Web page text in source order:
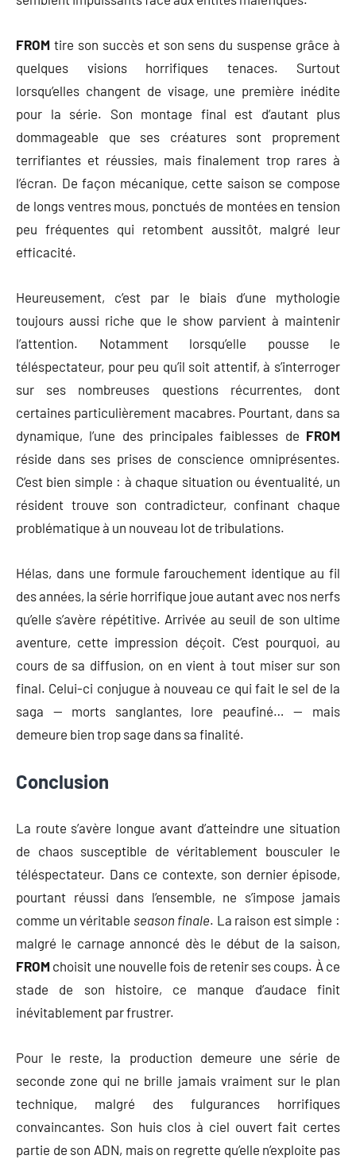
FROM tire son succès et son sens du suspense grâce à
quelques visions horrifiques tenaces. Surtout
lorsqu’elles changent de visage, une première inédite
pour la série. Son montage final est d’autant plus
dommageable que ses créatures sont proprement
terrifiantes et réussies, mais finalement trop rares à
l’écran. De façon mécanique, cette saison se compose
de longs ventres mous, ponctués de montées en tension
peu fréquentes qui retombent aussitôt, malgré leur
efficacité.
Heureusement, c’est par le biais d’une mythologie
toujours aussi riche que le show parvient à maintenir
l’attention. Notamment lorsqu’elle pousse le
téléspectateur, pour peu qu’il soit attentif, à s’interroger
sur ses nombreuses questions récurrentes, dont
certaines particulièrement macabres. Pourtant, dans sa
dynamique, l’une des principales faiblesses de FROM
réside dans ses prises de conscience omniprésentes.
C’est bien simple : à chaque situation ou éventualité, un
résident trouve son contradicteur, confinant chaque
problématique à un nouveau lot de tribulations.
Hélas, dans une formule farouchement identique au fil
des années, la série horrifique joue autant avec nos nerfs
qu’elle s’avère répétitive. Arrivée au seuil de son ultime
aventure, cette impression déçoit. C’est pourquoi, au
cours de sa diffusion, on en vient à tout miser sur son
final. Celui-ci conjugue à nouveau ce qui fait le sel de la
saga — morts sanglantes, lore peaufiné… — mais
demeure bien trop sage dans sa finalité.
Conclusion
La route s’avère longue avant d’atteindre une situation
de chaos susceptible de véritablement bousculer le
téléspectateur. Dans ce contexte, son dernier épisode,
pourtant réussi dans l’ensemble, ne s’impose jamais
comme un véritable season finale. La raison est simple :
malgré le carnage annoncé dès le début de la saison,
FROM choisit une nouvelle fois de retenir ses coups. À ce
stade de son histoire, ce manque d’audace finit
inévitablement par frustrer.
Pour le reste, la production demeure une série de
seconde zone qui ne brille jamais vraiment sur le plan
technique, malgré des fulgurances horrifiques
convaincantes. Son huis clos à ciel ouvert fait certes
partie de son ADN, mais on regrette qu’elle n’exploite pas